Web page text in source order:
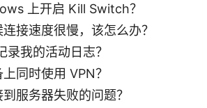
上开启 Kill Switch？
接速度很慢，该怎么办？
录我的活动日志？
同时使用 VPN？
服务器失败的问题？